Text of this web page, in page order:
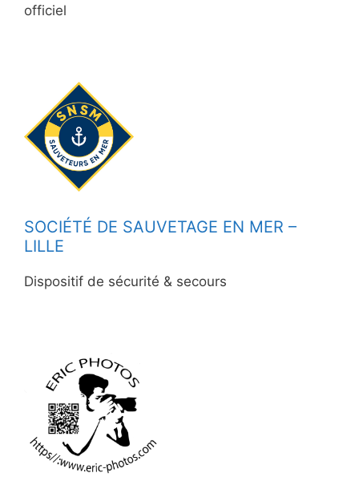
officiel
SOCIÉTÉ DE SAUVETAGE EN MER –
LILLE
Dispositif de sécurité & secours